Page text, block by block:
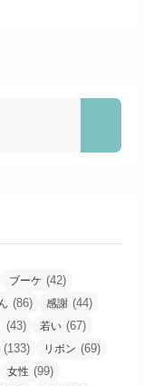
ブーケ (42)
(86) 感謝 (44)
(43) 若い (67)
(133) リボン (69)
女性 (99)